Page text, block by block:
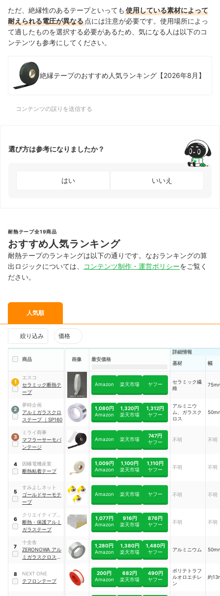
ただ、絶縁性のあるテープといっても 使用している素材によって
耐えられる電圧が異なる 点には注意が必要です。使用場所によっ
て適したものを選択する必要があるため、気になる人は以下のコ
ンテンツも参考にしてください。
絶縁テープのおすすめ人気ランキング【2026年8月】
コンテンツの誤りを送信する
選び方は参考になりましたか？
はい いいえ
耐熱テープ全19商品
おすすめ人気ランキング
耐熱テープのランキングは以下の通りです。なおランキングの算
出ロジックについては、
コンテンツ制作・運営ポリシーをご覧く
ださい。
人気順
絞り込み 価格
商品 画像 最安価格
詳細情報
基材
幅
1
エスコ
セラミック断熱テ
ープ
Amazon 楽天市場 ヤフー
セラミック繊
維
2
夢時企画
アルミガラスクロ
ステープ ｜ SP160
1,080円
Amazon
1,320円
楽天市場
1,312円
ヤフー
アルミニウ
ム、ガラスク
ロス
3
ミライ商事
マフラーサーモバ
ンテージ
Amazon 楽天市場
747円
ヤフー
不明 不明
4
因幡電機産業
断熱粘着テープ
1,009円
Amazon
1,100円
楽天市場
1,110円
ヤフー
不明 不明
5
すみよしネット
ゴールドサーモテ
ープ
Amazon 楽天市場 ヤフー 不明 不明
6
クリエイティブフ
ァクトリーポッシ
ュ
断熱・保護アルミ
ガラステープ
1,077円
Amazon
916円
楽天市場
876円
ヤフー
不明 不明
7
十全舎
ZERONOWA アル
ミガラスクロステ
1,280円
Amazon
1,380円
楽天市場
1,480円
ヤフー
アルミニウム
8
NEXT ONE
テフロンテープ
200円
Amazon
682円
楽天市場
490円
ヤフー
ポリテトラフ
ルオロエチレ
ン
約